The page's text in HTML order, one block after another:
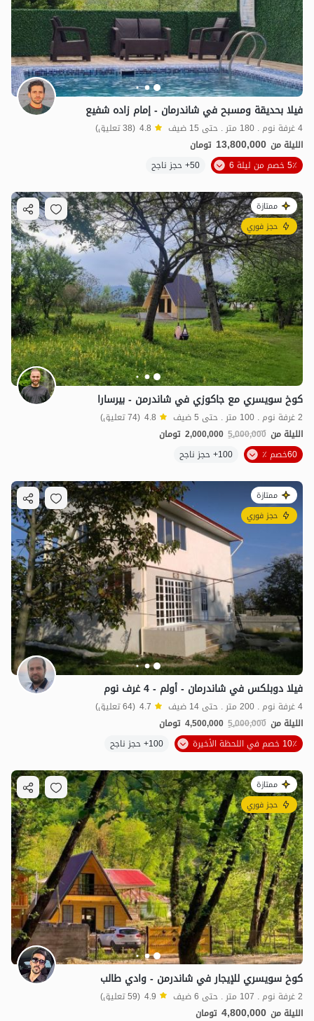
فيلا بحديقة ومسبح في شاندرمان - إمام زاده شفيع
4 غرفة نوم . 180 متر . حتى 15 ضيف 4.8 (38 تعليق)
الليلة من 13,800,000 تومان
5٪ خصم من ليلة 6
50+ حجز ناجح
ممتازة
حجز فوري
كوخ سويسري مع جاكوزي في شاندرمن - بيرسارا
2 غرفة نوم . 100 متر . حتى 5 ضيف 4.8 (74 تعليق)
الليلة من 5,000,000
2,000,000 تومان
60خصم ٪
100+ حجز ناجح
ممتازة
حجز فوري
فيلا دوبلكس في شاندرمان - أولم - 4 غرف نوم
4 غرفة نوم . 200 متر . حتى 14 ضيف 4.7 (64 تعليق)
الليلة من 5,000,000
4,500,000 تومان
10٪ خصم في اللحظة الأخيرة
100+ حجز ناجح
ممتازة
حجز فوري
كوخ سويسري للإيجار في شاندرمن - وادي طالب
2 غرفة نوم . 107 متر . حتى 6 ضيف 4.9 (59 تعليق)
الليلة من 4,800,000 تومان